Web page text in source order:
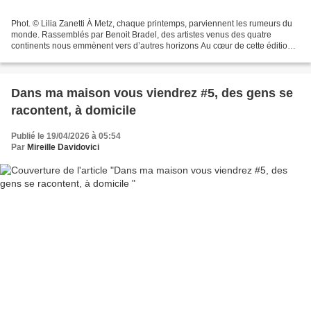
Phot. © Lilia Zanetti À Metz, chaque printemps, parviennent les rumeurs du
monde. Rassemblés par Benoit Bradel, des artistes venus des quatre
continents nous emmènent vers d’autres horizons Au cœur de cette édition,
Dans ma maison vous viendrez #5, des gens se
racontent, à domicile
Publié le 19/04/2026 à 05:54
Par Mireille Davidovici